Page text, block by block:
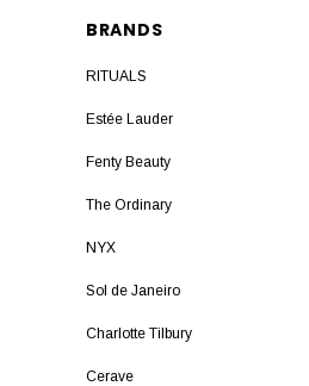
BRANDS
RITUALS
Estée Lauder
Fenty Beauty
The Ordinary
NYX
Sol de Janeiro
Charlotte Tilbury
Cerave